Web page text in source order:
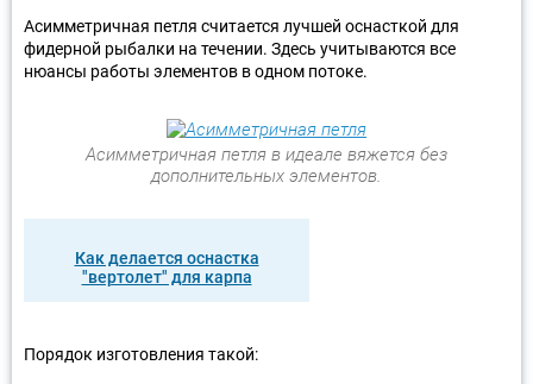
Асимметричная петля считается лучшей оснасткой для
фидерной рыбалки на течении. Здесь учитываются все
нюансы работы элементов в одном потоке.
Асимметричная петля в идеале вяжется без
дополнительных элементов.
Как делается оснастка
"вертолет" для карпа
Порядок изготовления такой: